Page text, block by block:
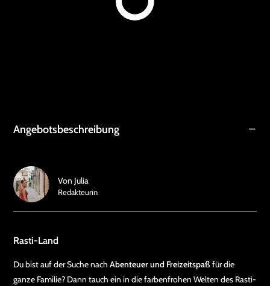
Angebotsbeschreibung
Rasti-Land
Du bist auf der Suche nach Abenteuer und Freizeitspaßfür die
ganze Familie? Dann tauch ein in die farbenfrohen Welten des Rasti-
Von Julia
Redakteurin